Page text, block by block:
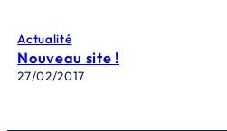
Actualité
Nouveau site !
27/02/2017